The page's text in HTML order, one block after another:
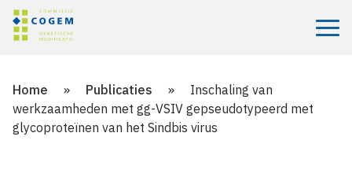
Menu
Home » Publicaties »
Inschaling van
werkzaamheden met gg-VSIV gepseudotypeerd met
glycoproteïnen van het Sindbis virus